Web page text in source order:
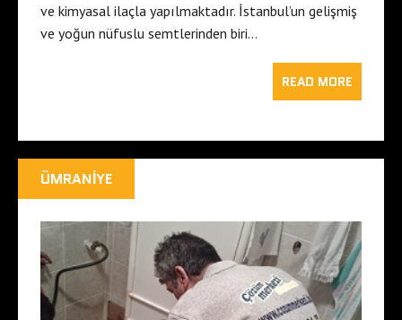
ve kimyasal ilaçla yapılmaktadır. İstanbul’un gelişmiş
ve yoğun nüfuslu semtlerinden biri…
READ MORE
ÜMRANIYE